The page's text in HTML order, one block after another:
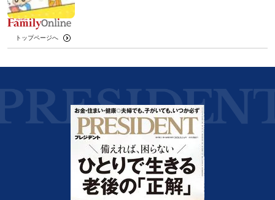
トップページへ